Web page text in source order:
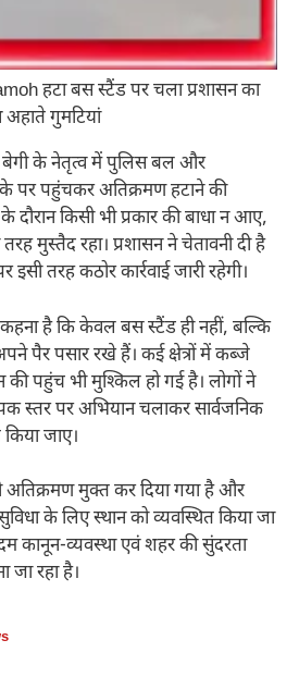
हटा बस स्टैंड पर चला प्रशासन का
गुमटियां
बेगी के नेतृत्व में पुलिस बल और
पर पहुंचकर अतिक्रमण हटाने की
के दौरान किसी भी प्रकार की बाधा न आए,
मुस्तैद रहा। प्रशासन ने चेतावनी दी है
तरह कठोर कार्रवाई जारी रहेगी।
कहना है कि केवल बस स्टैंड ही नहीं, बल्कि
पैर पसार रखे हैं। कई क्षेत्रों में कब्जे
पहुंच भी मुश्किल हो गई है। लोगों ने
स्तर पर अभियान चलाकर सार्वजनिक
जाए।
अतिक्रमण मुक्त कर दिया गया है और
सुविधा के लिए स्थान को व्यवस्थित किया जा
कानून-व्यवस्था एवं शहर की सुंदरता
जा रहा है।